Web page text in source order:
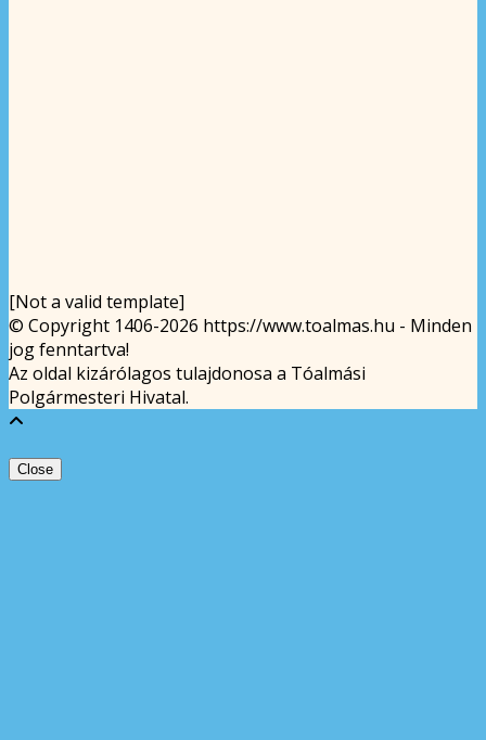
[Not a valid template]
© Copyright 1406-2026 https://www.toalmas.hu - Minden
jog fenntartva!
Az oldal kizárólagos tulajdonosa a Tóalmási
Polgármesteri Hivatal.
Close